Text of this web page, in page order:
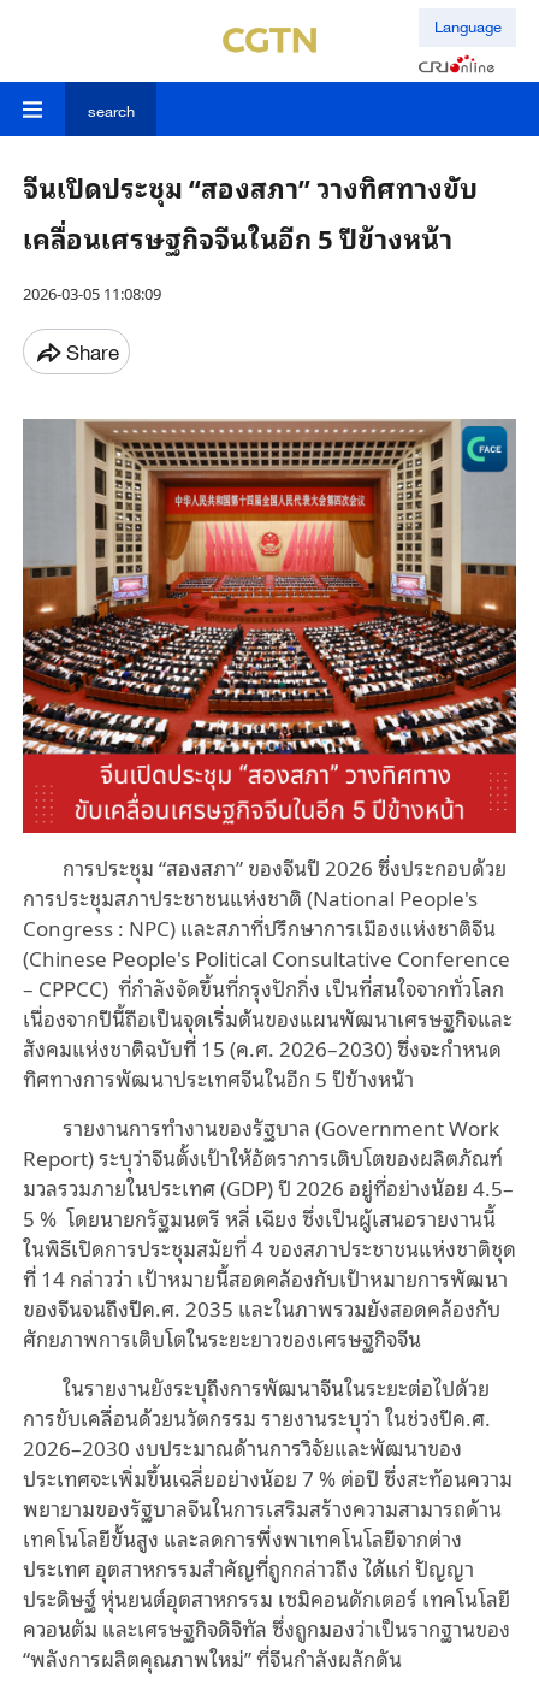
Language
search
จีนเปิดประชุม “สองสภา” วางทิศทางขับ
เคลื่อนเศรษฐกิจจีนในอีก 5 ปีข้างหน้า
2026-03-05 11:08:09
Share
การประชุม “สองสภา” ของจีนปี 2026 ซึ่งประกอบด้วย
การประชุมสภาประชาชนแห่งชาติ (National People's
Congress : NPC) และสภาที่ปรึกษาการเมืองแห่งชาติจีน
(Chinese People's Political Consultative Conference
– CPPCC) ที่กำลังจัดขึ้นที่กรุงปักกิ่ง เป็นที่สนใจจากทั่วโลก
เนื่องจากปีนี้ถือเป็นจุดเริ่มต้นของแผนพัฒนาเศรษฐกิจและ
สังคมแห่งชาติฉบับที่ 15 (ค.ศ. 2026–2030) ซึ่งจะกำหนด
ทิศทางการพัฒนาประเทศจีนในอีก 5 ปีข้างหน้า
รายงานการทำงานของรัฐบาล (Government Work
Report) ระบุว่าจีนตั้งเป้าให้อัตราการเติบโตของผลิตภัณฑ์
มวลรวมภายในประเทศ (GDP) ปี 2026 อยู่ที่อย่างน้อย 4.5–
5 % โดยนายกรัฐมนตรี หลี่ เฉียง ซึ่งเป็นผู้เสนอรายงานนี้
ในพิธีเปิดการประชุมสมัยที่ 4 ของสภาประชาชนแห่งชาติชุด
ที่ 14 กล่าวว่า เป้าหมายนี้สอดคล้องกับเป้าหมายการพัฒนา
ของจีนจนถึงปีค.ศ. 2035 และในภาพรวมยังสอดคล้องกับ
ศักยภาพการเติบโตในระยะยาวของเศรษฐกิจจีน
ในรายงานยังระบุถึงการพัฒนาจีนในระยะต่อไปด้วย
การขับเคลื่อนด้วยนวัตกรรม รายงานระบุว่า ในช่วงปีค.ศ.
2026–2030 งบประมาณด้านการวิจัยและพัฒนาของ
ประเทศจะเพิ่มขึ้นเฉลี่ยอย่างน้อย 7 % ต่อปี ซึ่งสะท้อนความ
พยายามของรัฐบาลจีนในการเสริมสร้างความสามารถด้าน
เทคโนโลยีขั้นสูง และลดการพึ่งพาเทคโนโลยีจากต่าง
ประเทศ อุตสาหกรรมสำคัญที่ถูกกล่าวถึง ได้แก่ ปัญญา
ประดิษฐ์ หุ่นยนต์อุตสาหกรรม เซมิคอนดักเตอร์ เทคโนโลยี
ควอนตัม และเศรษฐกิจดิจิทัล ซึ่งถูกมองว่าเป็นรากฐานของ
“พลังการผลิตคุณภาพใหม่” ที่จีนกำลังผลักดัน